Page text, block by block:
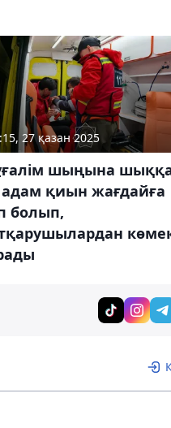
27 қазан 2025
шыңына
қиын жағдайға
болып,